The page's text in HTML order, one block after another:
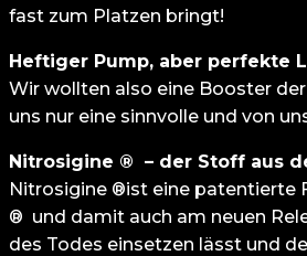
fast zum Platzen bringt!
Heftiger Pump, aber perfekte
Wir wollten also eine Booster
uns nur eine sinnvolle und von
Nitrosigine ® – der Stoff aus
Nitrosigine ®ist eine patentierte
® und damit auch am neuen
des Todes einsetzen lässt und